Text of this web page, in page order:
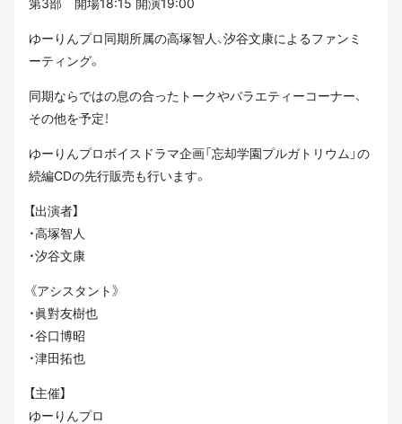
第3部 開場18:15 開演19:00
ゆーりんプロ同期所属の高塚智人、汐谷文康によるファンミ
ーティング。
同期ならではの息の合ったトークやバラエティーコーナー、
その他を予定！
ゆーりんプロボイスドラマ企画「忘却学園プルガトリウム」の
続編CDの先行販売も行います。
【出演者】
・高塚智人
・汐谷文康
《アシスタント》
・眞對友樹也
・谷口博昭
・津田拓也
【主催】
ゆーりんプロ